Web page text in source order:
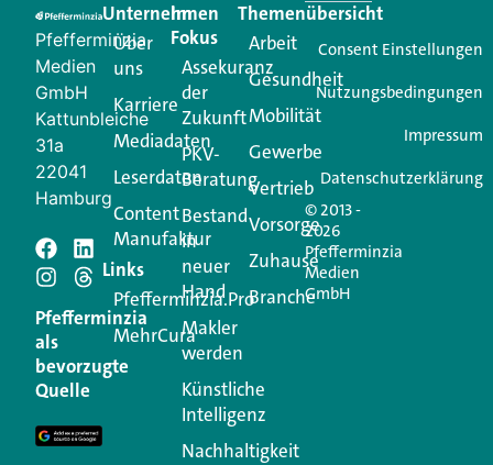
Creator für Ihre Kundenkommunikation. Alles, was
Ihren Vertriebsalltag leichter macht. Mit nur einem
Login.
Jetzt anmelden
Schreiben Sie einen
Kommentar
Ihre E-Mail-Adresse wird nicht veröffentlicht.
Erforderliche Felder sind mit
Kommentar
Pfefferminzia
Medien
GmbH
Kattunbleiche
31a
22041
Hamburg
Pfefferminzia
als
bevorzugte
Quelle
Unternehmen
Über
uns
Karriere
Mediadaten
Leserdaten
Content
Manufaktur
Links
Pfefferminzia.Pro
MehrCura
Im
Fokus
Assekuranz
der
Zukunft
PKV-
Beratung
Bestand
in
neuer
Hand
Makler
werden
Künstliche
Intelligenz
Nachhaltigkeit
Themenübersicht
Arbeit
Gesundheit
Mobilität
Gewerbe
Vertrieb
Vorsorge
Zuhause
Branche
© 2013 -
2026
Pfefferminzia
Medien
GmbH
Consent Einstellungen
Nutzungsbedingungen
Impressum
Datenschutzerklärung